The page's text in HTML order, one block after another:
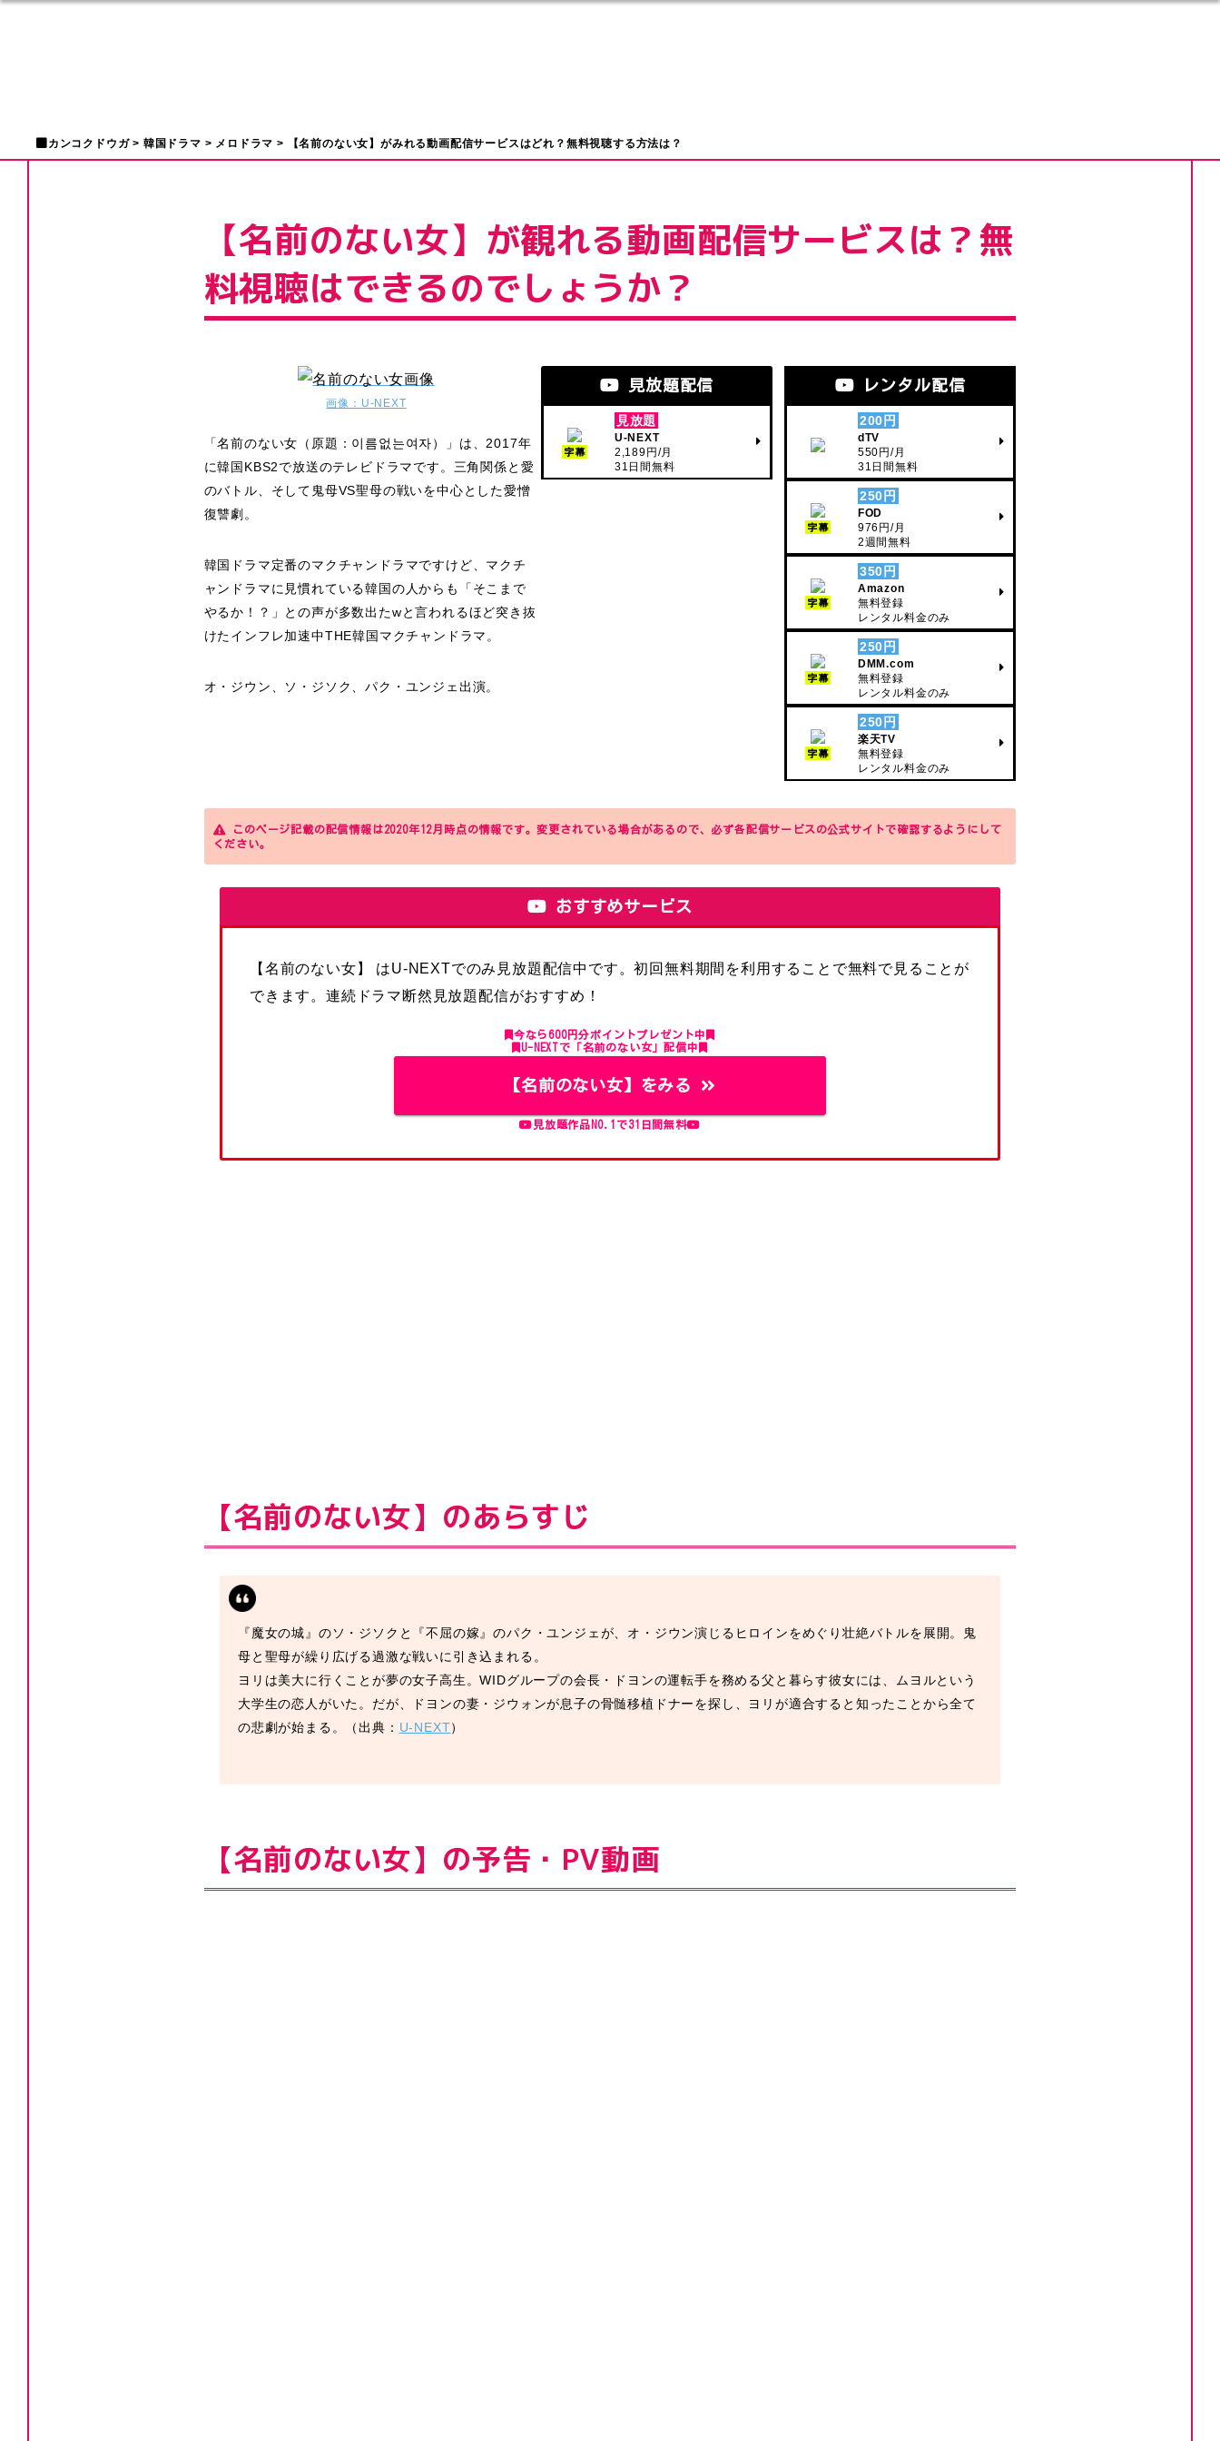
カンコクドウガ 韓国ドラマ メロドラマ 【名前のない女】がみれる動画配信サービスはどれ？無料視聴する方法は？
【名前のない女】が観れる動画配信サービスは？無
料視聴はできるのでしょうか？
画像：U-NEXT
見放題配信
字幕
見放題
U-NEXT
2,189円/月
31日間無料
レンタル配信
200円
dTV
550円/月
31日間無料
字幕
250円
FOD
976円/月
2週間無料
字幕
350円
Amazon
無料登録
レンタル料金のみ
字幕
250円
DMM.com
無料登録
レンタル料金のみ
字幕
250円
楽天TV
無料登録
レンタル料金のみ
「名前のない女（原題：이름없는여자）」は、2017年
に韓国KBS2で放送のテレビドラマです。三角関係と愛
のバトル、そして鬼母VS聖母の戦いを中心とした愛憎
復讐劇。
韓国ドラマ定番のマクチャンドラマですけど、マクチ
ャンドラマに見慣れている韓国の人からも「そこまで
やるか！？」との声が多数出たwと言われるほど突き抜
けたインフレ加速中THE韓国マクチャンドラマ。
オ・ジウン、ソ・ジソク、パク・ユンジェ出演。
このページ記載の配信情報は2020年12月時点の情報です。変更されている場合があるので、必ず各配信サービスの公式サイトで確認するようにして
ください。
おすすめサービス
【名前のない女】 はU-NEXTでのみ見放題配信中です。初回無料期間を利用することで無料で見ることが
できます。連続ドラマ断然見放題配信がおすすめ！
今なら600円分ポイントプレゼント中
U-NEXTで「名前のない女」配信中
【名前のない女】をみる
見放題作品NO.1で31日間無料
【名前のない女】のあらすじ
『魔女の城』のソ・ジソクと『不屈の嫁』のパク・ユンジェが、オ・ジウン演じるヒロインをめぐり壮絶バトルを展開。鬼
母と聖母が繰り広げる過激な戦いに引き込まれる。
ヨリは美大に行くことが夢の女子高生。WIDグループの会長・ドヨンの運転手を務める父と暮らす彼女には、ムヨルという
大学生の恋人がいた。だが、ドヨンの妻・ジウォンが息子の骨髄移植ドナーを探し、ヨリが適合すると知ったことから全て
の悲劇が始まる。（出典： U-NEXT）
【名前のない女】の予告・PV動画